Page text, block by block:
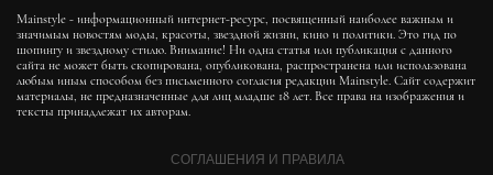
Mainstyle - информационный интернет-ресурс, посвященный наиболее важным и
значимым новостям моды, красоты, звездной жизни, кино и политики. Это гид по
шопингу и звездному стилю. Внимание! Ни одна статья или публикация с данного
сайта не может быть скопирована, опубликована, распространена или использована
любым иным способом без письменного согласия редакции Mainstyle. Сайт содержит
материалы, не предназначенные для лиц младше 18 лет. Все права на изображения и
тексты принадлежат их авторам.
СОГЛАШЕНИЯ И ПРАВИЛА